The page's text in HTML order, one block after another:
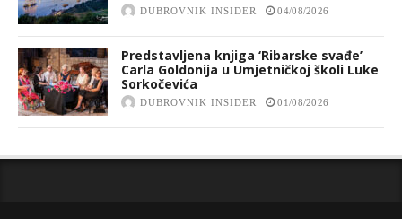
DUBROVNIK INSIDER 04/08/2026
Predstavljena knjiga ‘Ribarske svađe’
Carla Goldonija u Umjetničkoj školi Luke
Sorkočevića
DUBROVNIK INSIDER 01/08/2026